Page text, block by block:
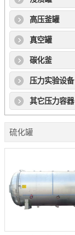
高压釜罐
真空罐
碳化釜
压力实验设备
其它压力容器
硫化罐